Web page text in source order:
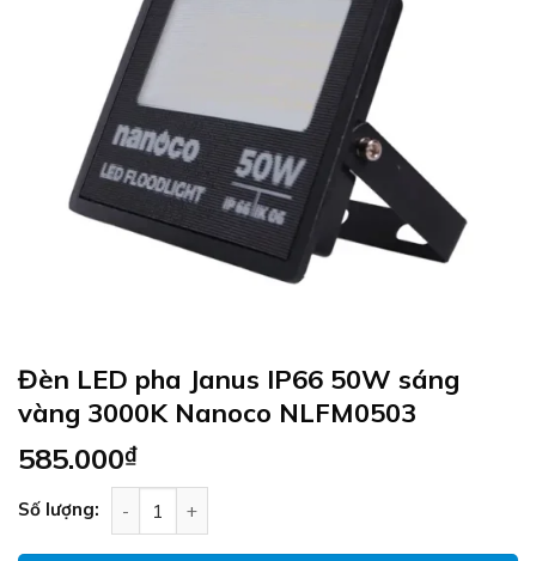
Đèn LED pha Janus IP66 50W sáng
vàng 3000K Nanoco NLFM0503
585.000₫
Số lượng: